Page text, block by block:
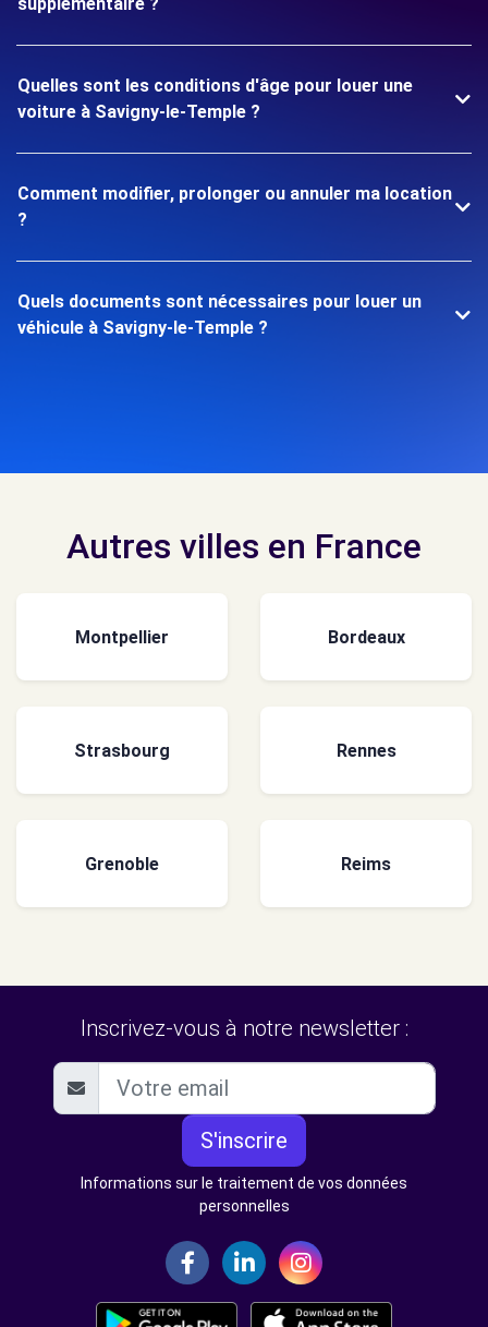
Quelles sont les conditions d'âge pour louer une
voiture à Savigny-le-Temple ?
Comment modifier, prolonger ou annuler ma location
?
Quels documents sont nécessaires pour louer un
véhicule à Savigny-le-Temple ?
Autres villes en France
Montpellier Bordeaux
Strasbourg Rennes
Grenoble Reims
Inscrivez-vous à notre newsletter :
S'inscrire
Informations sur le traitement de vos données
personnelles